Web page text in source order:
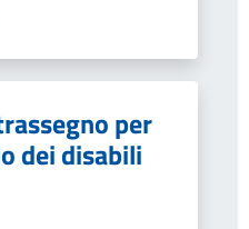
per
dei disabili